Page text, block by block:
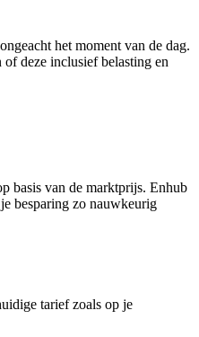
het moment van de dag.
deze inclusief belasting en
basis van de marktprijs. Enhub
besparing zo nauwkeurig
tarief zoals op je